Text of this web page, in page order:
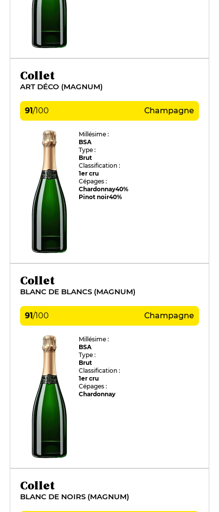
Collet
ART DÉCO (MAGNUM)
91/100 Champagne
Millésime :
BSA
Type :
Brut
Classification :
1er cru
Cépages :
Chardonnay40%
Pinot noir40%
Collet
BLANC DE BLANCS (MAGNUM)
91/100 Champagne
Millésime :
BSA
Type :
Brut
Classification :
1er cru
Cépages :
Chardonnay
Collet
BLANC DE NOIRS (MAGNUM)